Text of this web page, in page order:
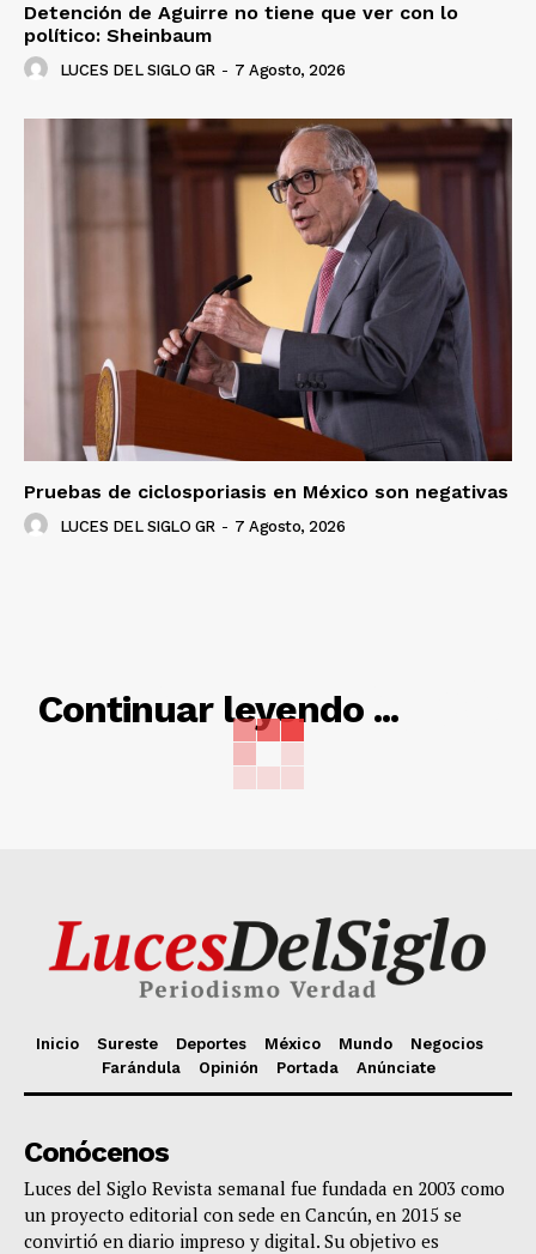
Detención de Aguirre no tiene que ver con lo
político: Sheinbaum
LUCES DEL SIGLO GR - 7 Agosto, 2026
Pruebas de ciclosporiasis en México son negativas
LUCES DEL SIGLO GR - 7 Agosto, 2026
Continuar leyendo ...
RELACIONADO
Inicio Sureste Deportes México Mundo
Negocios
Farándula
Opinión Portada Anúnciate
Conócenos
Luces del Siglo Revista semanal fue fundada en 2003 como
un proyecto editorial con sede en Cancún, en 2015 se
convirtió en diario impreso y digital. Su objetivo es